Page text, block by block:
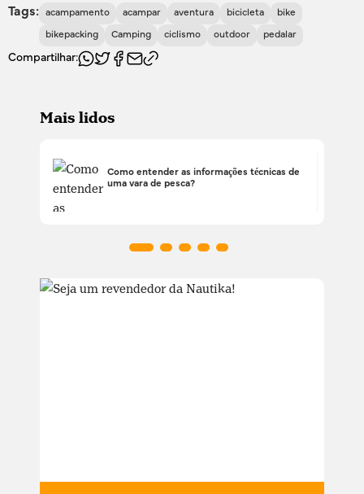
Tags: acampamento acampar aventura bicicleta bike
bikepacking Camping ciclismo outdoor pedalar
Compartilhar:
Mais lidos
Como entender as informações técnicas de
uma vara de pesca?